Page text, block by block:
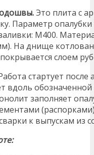
Это плита с
Параметр
М400.
На днище
слоем
стартует
вдоль
заполняет
к выпускам из